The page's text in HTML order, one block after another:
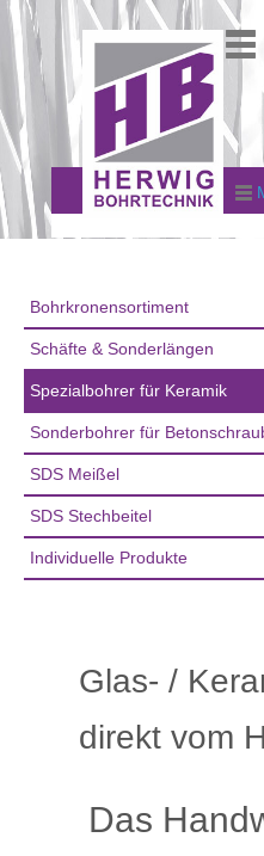
Bohrkronensortiment
Schäfte & Sonderlängen
Spezialbohrer für Keramik
Sonderbohrer für
SDS Meißel
SDS Stechbeitel
Individuelle Produkte
Glas- /
direkt vom
Das